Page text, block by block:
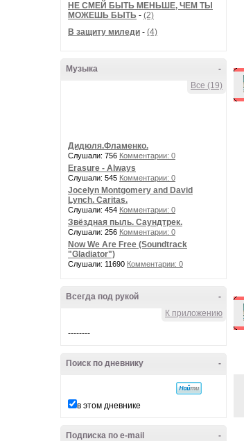
НЕ СМЕЙ БЫТЬ МЕНЬШЕ, ЧЕМ ТЫ
МОЖЕШЬ БЫТЬ - (2)
В защиту миледи - (4)
-
Музыка
Все (19)
Дидюля.Фламенко.
Слушали: 756 Комментарии: 0
Erasure - Always
Слушали: 545 Комментарии: 0
Jocelyn Montgomery and David
Lynch. Caritas.
Слушали: 454 Комментарии: 0
Звёздная пыль. Саундтрек.
Слушали: 256 Комментарии: 0
Now We Are Free (Soundtrack
"Gladiator")
Слушали: 11690 Комментарии: 0
-
Всегда под рукой
К приложению
--------
-
Поиск по дневнику
в этом дневнике
-
Подписка по e-mail